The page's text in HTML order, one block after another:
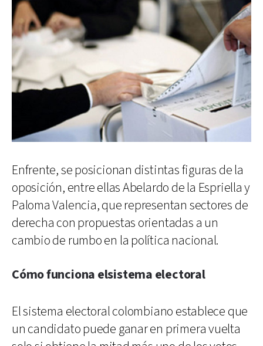
Enfrente, se posicionan distintas figuras de la
oposición, entre ellas Abelardo de la Espriella y
Paloma Valencia, que representan sectores de
derecha con propuestas orientadas a un
cambio de rumbo en la política nacional.
Cómo funciona elsistema electoral
El sistema electoral colombiano establece que
un candidato puede ganar en primera vuelta